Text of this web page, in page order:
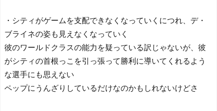
・シティがゲームを支配できなくなっていくにつれ、デ・
ブライネの姿も見えなくなっていく
彼のワールドクラスの能力を疑っている訳じゃないが、彼
がシティの首根っこを引っ張って勝利に導いてくれるよう
な選手にも思えない
ペップにうんざりしているだけなのかもしれないけどさ